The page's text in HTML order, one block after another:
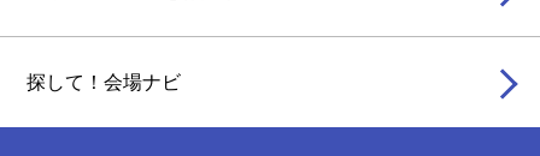
探して！会場ナビ